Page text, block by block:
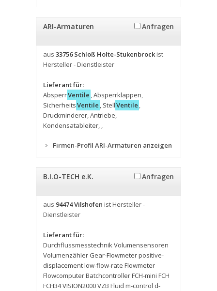
ARI-Armaturen Anfragen
aus 33756 Schloß Holte-Stukenbrockist
Hersteller - Dienstleister
Lieferant für:
AbsperrVentile ,Absperrklappen,
SicherheitsVentile , StellVentile ,
Druckminderer,Antriebe,
Kondensatableiter, ,
Firmen-Profil ARI-Armaturen anzeigen
B.I.O-TECH e.K. Anfragen
aus 94474 Vilshofen ist Hersteller -
Dienstleister
Lieferant für:
Durchflussmesstechnik Volumensensoren
Volumenzähler Gear-Flowmeter positive-
displacement low-flow-rate Flowmeter
Flowcomputer Batchcontroller FCH-mini FCH
FCH34 VISION2000 VZB Fluid m-control d-